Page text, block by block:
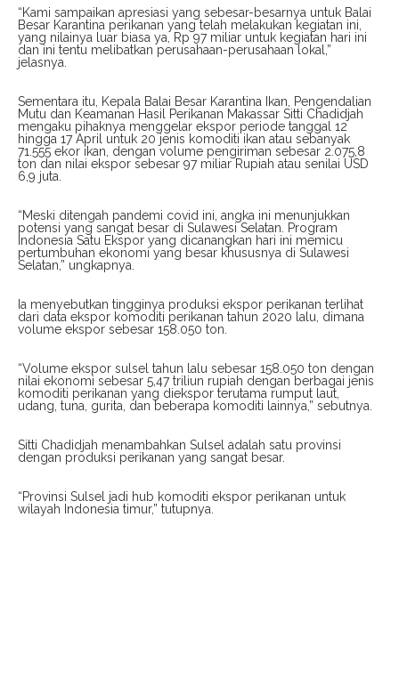
“Kami sampaikan apresiasi yang sebesar-besarnya untuk Balai
Besar Karantina perikanan yang telah melakukan kegiatan ini,
yang nilainya luar biasa ya, Rp 97 miliar untuk kegiatan hari ini
dan ini tentu melibatkan perusahaan-perusahaan lokal,”
jelasnya.
Sementara itu, Kepala Balai Besar Karantina Ikan, Pengendalian
Mutu dan Keamanan Hasil Perikanan Makassar Sitti Chadidjah
mengaku pihaknya menggelar ekspor periode tanggal 12
hingga 17 April untuk 20 jenis komoditi ikan atau sebanyak
71.555 ekor ikan, dengan volume pengiriman sebesar 2.075,8
ton dan nilai ekspor sebesar 97 miliar Rupiah atau senilai USD
6,9 juta.
“Meski ditengah pandemi covid ini, angka ini menunjukkan
potensi yang sangat besar di Sulawesi Selatan. Program
Indonesia Satu Ekspor yang dicanangkan hari ini memicu
pertumbuhan ekonomi yang besar khususnya di Sulawesi
Selatan,” ungkapnya.
Ia menyebutkan tingginya produksi ekspor perikanan terlihat
dari data ekspor komoditi perikanan tahun 2020 lalu, dimana
volume ekspor sebesar 158.050 ton.
“Volume ekspor sulsel tahun lalu sebesar 158.050 ton dengan
nilai ekonomi sebesar 5,47 triliun rupiah dengan berbagai jenis
komoditi perikanan yang diekspor terutama rumput laut,
udang, tuna, gurita, dan beberapa komoditi lainnya,” sebutnya.
Sitti Chadidjah menambahkan Sulsel adalah satu provinsi
dengan produksi perikanan yang sangat besar.
“Provinsi Sulsel jadi hub komoditi ekspor perikanan untuk
wilayah Indonesia timur,” tutupnya.